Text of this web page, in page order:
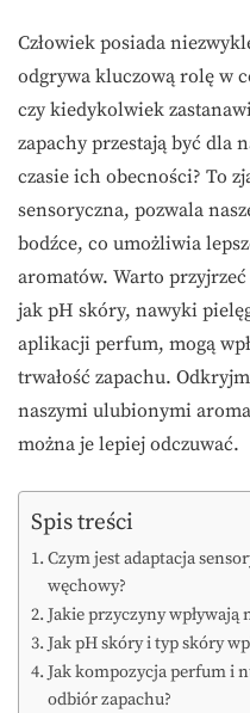
Człowiek posiada
odgrywa kluczową rolę w
czy kiedykolwiek
zapachy przestają być dla
czasie ich obecności? To
sensoryczna, pozwala
bodźce, co umożliwia
aromatów. Warto
jak pH skóry, nawyki
aplikacji perfum, mogą
trwałość zapachu.
naszymi ulubionymi
można je lepiej odczuwać.
Spis treści
Czym jest adaptacja
węchowy?
Jakie przyczyny wpływają
Jak pH skóry i typ skóry
Jak kompozycja perfum i
odbiór zapachu?